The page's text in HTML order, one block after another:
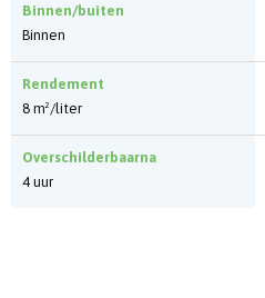
Binnen/buiten
Binnen
Rendement
8 m²/liter
Overschilderbaarna
4 uur